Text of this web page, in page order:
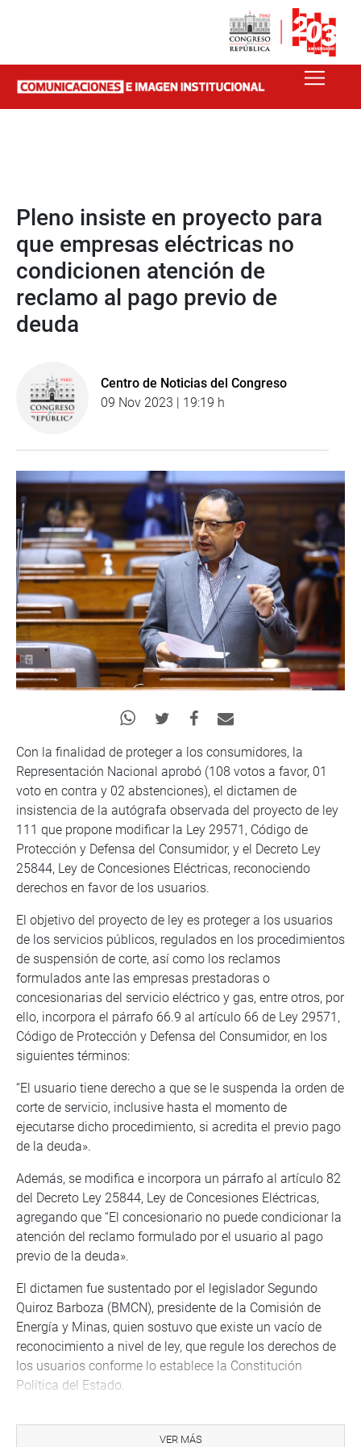
Pleno insiste en proyecto para
que empresas eléctricas no
condicionen atención de
reclamo al pago previo de
deuda
Centro de Noticias del Congreso
09 Nov 2023 | 19:19 h
Con la finalidad de proteger a los consumidores, la
Representación Nacional aprobó (108 votos a favor, 01
voto en contra y 02 abstenciones), el dictamen de
insistencia de la autógrafa observada del proyecto de ley
111 que propone modificar la Ley 29571, Código de
Protección y Defensa del Consumidor, y el Decreto Ley
25844, Ley de Concesiones Eléctricas, reconociendo
derechos en favor de los usuarios.
El objetivo del proyecto de ley es proteger a los usuarios
de los servicios públicos, regulados en los procedimientos
de suspensión de corte, así como los reclamos
formulados ante las empresas prestadoras o
concesionarias del servicio eléctrico y gas, entre otros, por
ello, incorpora el párrafo 66.9 al artículo 66 de Ley 29571,
Código de Protección y Defensa del Consumidor, en los
siguientes términos:
“El usuario tiene derecho a que se le suspenda la orden de
corte de servicio, inclusive hasta el momento de
ejecutarse dicho procedimiento, si acredita el previo pago
de la deuda».
Además, se modifica e incorpora un párrafo al artículo 82
del Decreto Ley 25844, Ley de Concesiones Eléctricas,
agregando que “El concesionario no puede condicionar la
atención del reclamo formulado por el usuario al pago
previo de la deuda».
El dictamen fue sustentado por el legislador Segundo
Quiroz Barboza (BMCN), presidente de la Comisión de
Energía y Minas, quien sostuvo que existe un vacío de
reconocimiento a nivel de ley, que regule los derechos de
los usuarios conforme lo establece la Constitución
Política del Estado.
suspender la orden de corte de servicio con la sola
VER MÁS